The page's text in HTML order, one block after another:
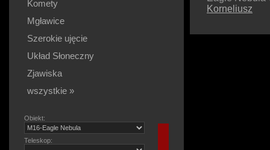
Komety
Mgławice
Szerokie ujęcie
Układ Słoneczny
Zjawiska
wszystkie »
Obiekt:
Teleskop:
Korneliusz